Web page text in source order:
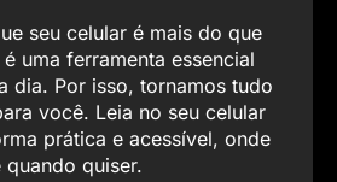
seu celular é mais do que
uma ferramenta essencial
dia. Por isso, tornamos tudo
você. Leia no seu celular
prática e acessível, onde
quando quiser.